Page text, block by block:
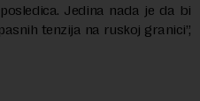
Jedina nada je da bi
tenzija na ruskoj granici”,